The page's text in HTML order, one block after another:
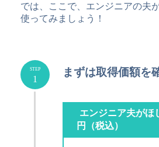
では、ここで、エンジニアの夫
使ってみましょう！
まずは取得価額を
エンジニア夫が
円（税込）
STEP
1